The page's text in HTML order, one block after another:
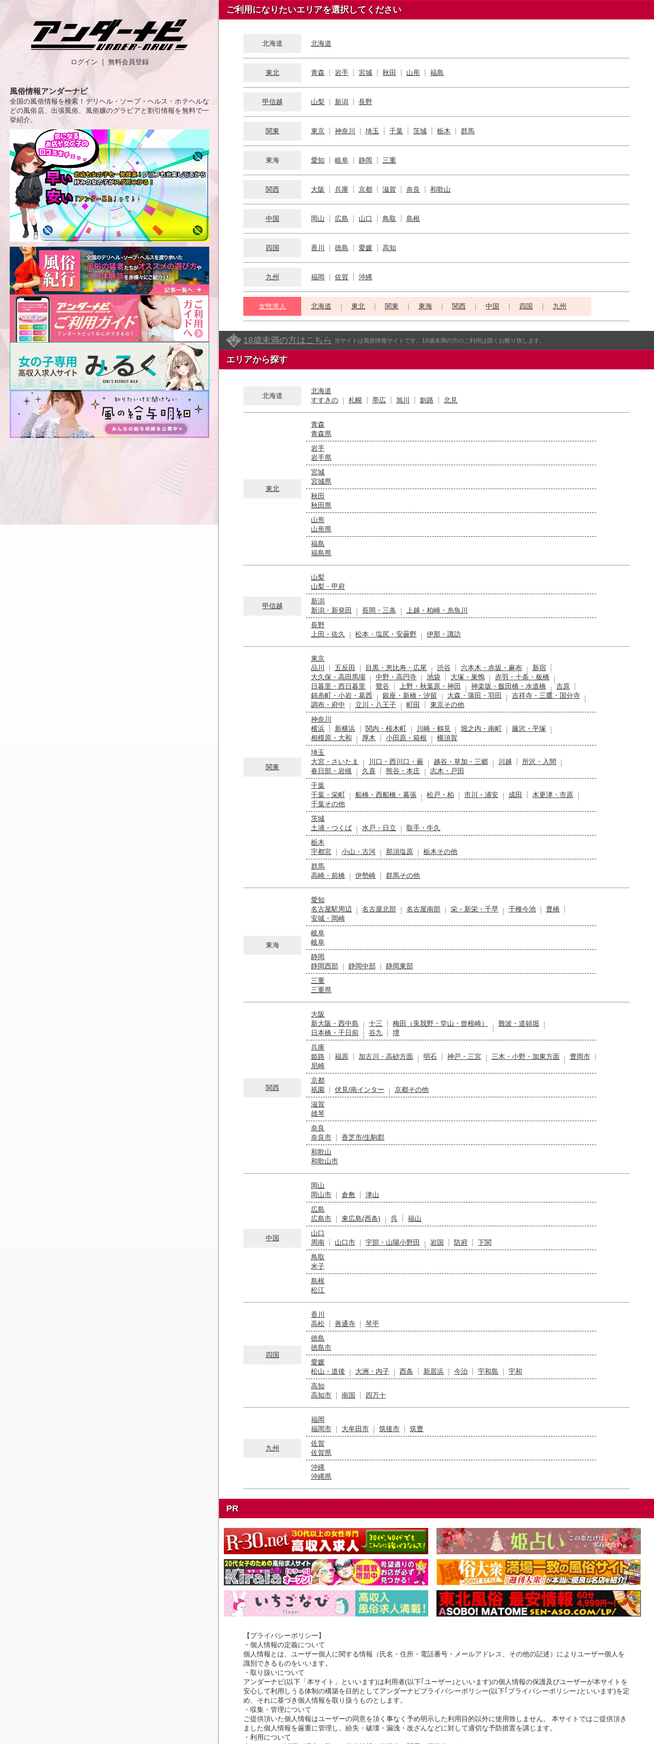
ログイン 無料会員登録
風俗情報アンダーナビ
全国の風俗情報を検索！デリヘル・ソープ・ヘルス・ホテヘルな
どの風俗店、出張風俗、風俗嬢のグラビアと割引情報を無料で一
挙紹介。
ご利用になりたいエリアを選択してください
北海道 北海道
東北 青森 岩手 宮城 秋田 山形 福島
甲信越 山梨 新潟 長野
関東 東京 神奈川 埼玉 千葉 茨城 栃木 群馬
東海 愛知 岐阜 静岡 三重
関西 大阪 兵庫 京都 滋賀 奈良 和歌山
中国 岡山 広島 山口 鳥取 島根
四国 香川 徳島 愛媛 高知
九州 福岡 佐賀 沖縄
女性求人 北海道 東北 関東 東海 関西 中国 四国 九州
18歳未満の方はこちら 当サイトは風俗情報サイトです。18歳未満の方のご利用は固くお断り致します。
エリアから探す
北海道
北海道
すすきの
札幌 帯広 旭川 釧路 北見
東北
青森
青森県
岩手
岩手県
宮城
宮城県
秋田
秋田県
山形
山形県
福島
福島県
甲信越
山梨
山梨・甲府
新潟
新潟・新発田
長岡・三条
上越・柏崎・糸魚川
長野
上田・佐久
松本・塩尻・安曇野 伊那・諏訪
関東
東京
品川
五反田 目黒・恵比寿・広尾 渋谷 六本木・赤坂・麻布
新宿
大久保・高田馬場
中野・高円寺 池袋 大塚・巣鴨
赤羽・十条・板橋
日暮里・西日暮里
鶯谷 上野・秋葉原・神田 神楽坂・飯田橋・水道橋
吉原
錦糸町・小岩・葛西
銀座・新橋・汐留 大森・蒲田・羽田
吉祥寺・三鷹・国分寺
調布・府中
立川・八王子 町田
東京その他
神奈川
横浜
新横浜 関内・桜木町 川崎・鶴見 堀之内・南町
藤沢・平塚
相模原・大和
厚木 小田原・箱根
横須賀
埼玉
大宮・さいたま
川口・西川口・蕨 越谷・草加・三郷 川越
所沢・入間
春日部・岩槻
久喜 熊谷・本庄
志木・戸田
千葉
千葉・栄町
船橋・西船橋・幕張 松戸・柏 市川・浦安 成田
木更津・市原
千葉その他
茨城
土浦・つくば
水戸・日立
取手・牛久
栃木
宇都宮
小山・古河 那須塩原
栃木その他
群馬
高崎・前橋
伊勢崎 群馬その他
東海
愛知
名古屋駅周辺
名古屋北部 名古屋南部 栄・新栄・千早 千種今池
豊橋
安城・岡崎
岐阜
岐阜
静岡
静岡西部
静岡中部
静岡東部
三重
三重県
関西
大阪
新大阪・西中島
十三 梅田（兎我野・堂山・曾根崎）
難波・道頓堀
日本橋・千日前
谷九
堺
兵庫
姫路
福原 加古川・高砂方面 明石 神戸・三宮 三木・小野・加東方面
豊岡市
尼崎
京都
祇園
伏見/南インター
京都その他
滋賀
雄琴
奈良
奈良市
香芝市/生駒郡
和歌山
和歌山市
中国
岡山
岡山市
倉敷
津山
広島
広島市
東広島(西条) 呉
福山
山口
周南
山口市 宇部・山陽小野田 岩国 防府
下関
鳥取
米子
島根
松江
四国
香川
高松
善通寺
琴平
徳島
徳島市
愛媛
松山・道後
大洲・内子 西条 新居浜 今治 宇和島
宇和
高知
高知市
南国 四万十
九州
福岡
福岡市
大牟田市 筑後市
筑豊
佐賀
佐賀県
沖縄
沖縄県
PR
【プライバシーポリシー】
・個人情報の定義について
個人情報とは、ユーザー個人に関する情報（氏名・住所・電話番号・メールアドレス、その他の記述）によりユーザー個人を
識別できるものをいいます。
・取り扱いについて
アンダーナビ(以下「本サイト」といいます)は利用者(以下｢ユーザー｣といいます)の個人情報の保護及びユーザーが本サイトを
安心して利用しうる体制の構築を目的としてアンダーナビプライバシーポリシー(以下｢プライバシーポリシー｣といいます)を定
め、それに基づき個人情報を取り扱うものとします。
・収集・管理について
ご提供頂いた個人情報はユーザーの同意を頂く事なく予め明示した利用目的以外に使用致しません。 本サイトではご提供頂き
ました個人情報を厳重に管理し、紛失・破壊・漏洩・改ざんなどに対して適切な予防措置を講じます。
・利用について